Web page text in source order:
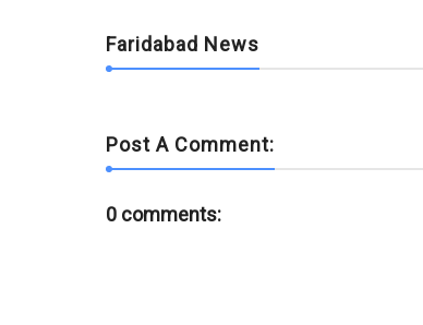
Faridabad News
Post A Comment:
0 comments: